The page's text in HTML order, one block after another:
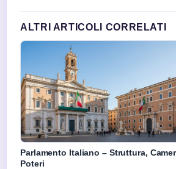
ALTRI ARTICOLI CORRELATI
Parlamento Italiano – Struttura,
Poteri